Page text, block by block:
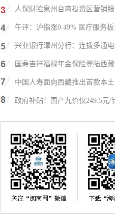
人保财险泉州台商投资区营销
午评：沪指涨0.49% 医疗服务
兴业银行漳州分行：连拨多通
国寿吉祥福禄年金保险登陆西
中国人寿面向西藏推出首款本
政府补贴！国产九价仅249.5元/